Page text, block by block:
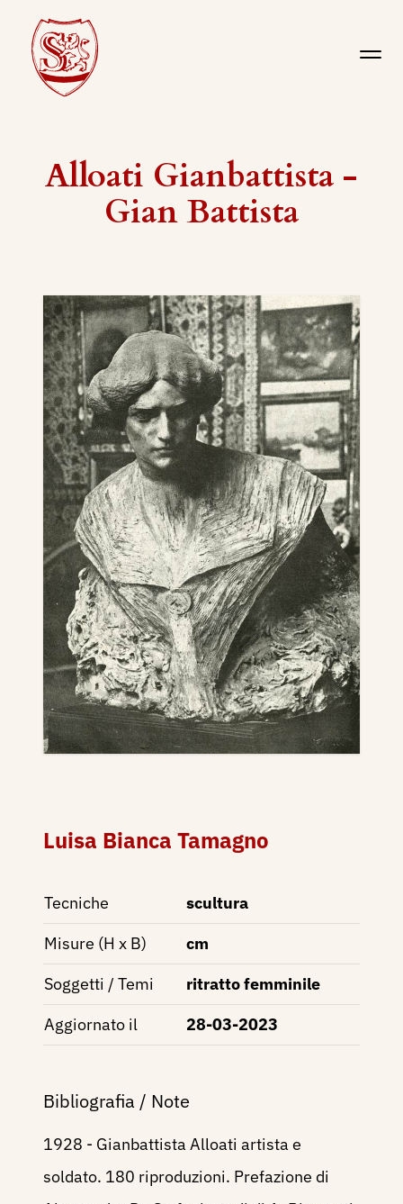
Alloati Gianbattista -
Gian Battista
Luisa Bianca Tamagno
Tecniche
scultura
Misure (H x B)
cm
Soggetti / Temi
ritratto femminile
Aggiornato il
28-03-2023
Bibliografia / Note
1928 - Gianbattista Alloati artista e
soldato. 180 riproduzioni. Prefazione di